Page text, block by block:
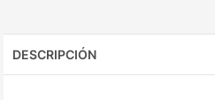
DESCRIPCIÓN